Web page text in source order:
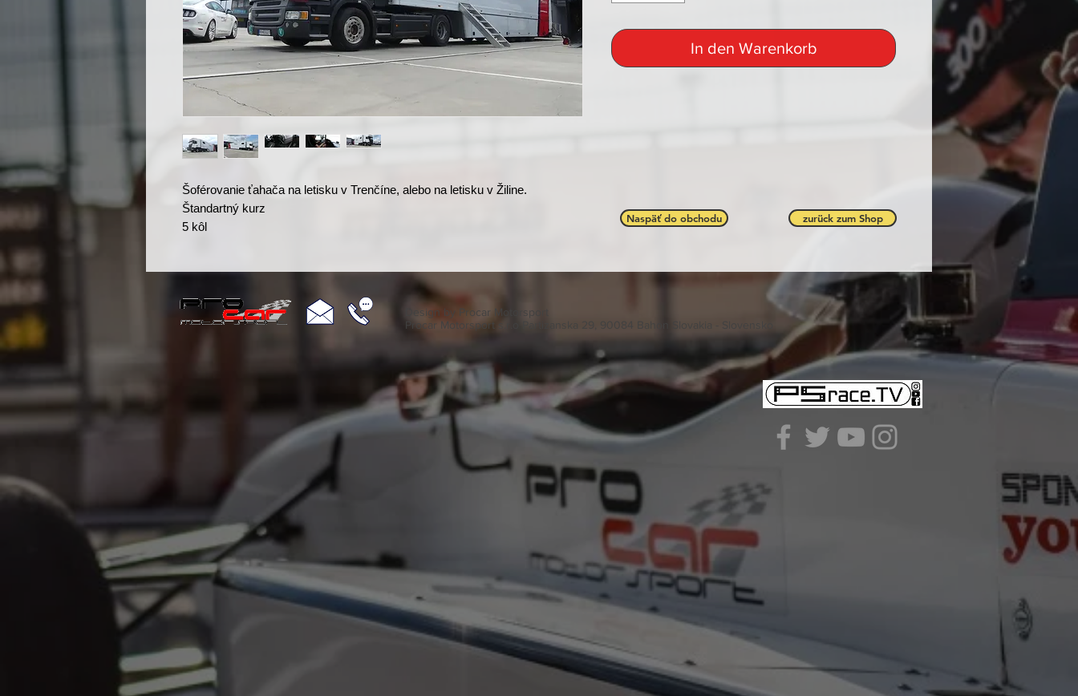
Šoférovanie ťahača na letisku v Trenčíne, alebo na letisku v Žiline.
Štandartný kurz
5 kôl
In den Warenkorb
Naspäť do obchodu zurück zum Shop
Design by Procar Motorsport
Procar Motorsport s.r.o Partizanska 29, 90084 Bahon Slovakia - Slovensko